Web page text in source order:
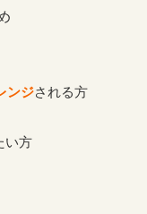
ンジされる方
い方